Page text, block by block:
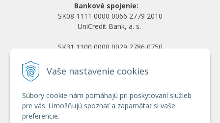
Vaše nastavenie cookies
Súbory cookie nám pomáhajú pri poskytovaní služieb
pre vás. Umožňujú spoznať a zapamätať si vaše
preferencie.
Bankové spojenie:
SK08 1111 0000 0066 2779 2010
UniCredit Bank, a. s.
SK31 1100 0000 0029 2786 0750
Obchodné podmienky
Ochrana osobných údajov